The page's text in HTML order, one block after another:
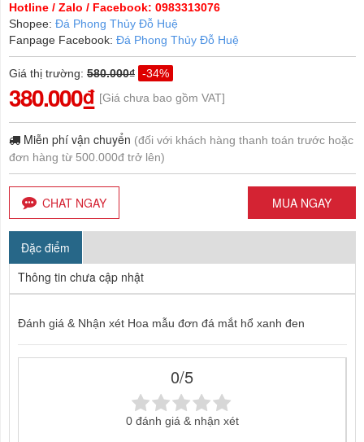
Hotline / Zalo / Facebook: 0983313076
Shopee: Đá Phong Thủy Đỗ Huệ
Fanpage Facebook: Đá Phong Thủy Đỗ Huệ
Giá thị trường: 580.000₫ -34%
380.000₫ [Giá chưa bao gồm VAT]
Miễn phí vận chuyển (đối với khách hàng thanh toán trước hoặc
đơn hàng từ 500.000đ trở lên)
CHAT NGAY MUA NGAY
Đặc điểm
Thông tin chưa cập nhật
Đánh giá & Nhận xét Hoa mẫu đơn đá mắt hổ xanh đen
0/5
0 đánh giá & nhận xét